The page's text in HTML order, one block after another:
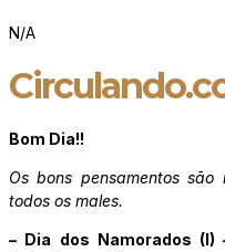
N/A
Bom Dia!!
Os bons pensamentos são
todos os males.
– Dia dos Namorados (I)